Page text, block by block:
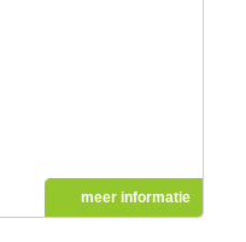
meer informatie